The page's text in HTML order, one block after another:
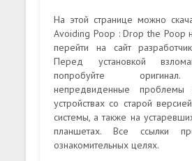
На этой странице можно
Avoiding Poop : Drop the Poop
перейти на сайт
Перед установкой
попробуйте
непредвиденные проблемы
устройствах со старой
системы, а также на
планшетах. Все ссылки
ознакомительных целях.